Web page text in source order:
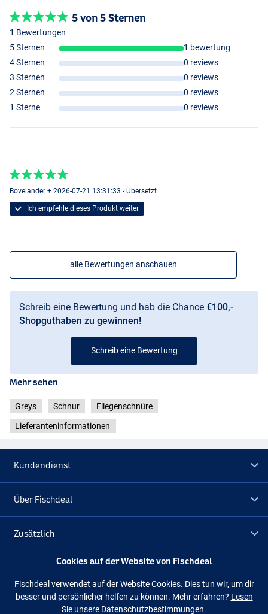
5 von 5 Sternen
1 Bewertungen
5 Sternen
1 bewertung
4 Sternen
0 reviews
3 Sternen
0 reviews
2 Sternen
0 reviews
1 Sterne
0 reviews
Bovelander + 2026-07-21 13:31:33 - Übersetzt
Ich empfehle dieses Produkt weiter
alle Bewertungen anschauen
Schreib eine Bewertung und hab die Chance €100,-
Shopguthaben zu gewinnen!
Schreib eine Bewertung
Mehr sehen
Greys Schnur Fliegenschnüre
Lieferanteninformationen
Kundendienst
Über Fischdeal
Zusätzlich
Lagerräumung
Facebook
Cookies auf der Website von Fischdeal
Fischdeal verwendet auf der Website Cookies. Dies tun wir, um dir
besser und persönlicher helfen zu können. Mehr erfahren? Lesen
Sie unsere Datenschutzbestimmungen.